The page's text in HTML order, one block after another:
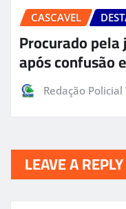
CASCAVEL
Procurado
após confusão
Redação Policial
LEAVE A REPLY